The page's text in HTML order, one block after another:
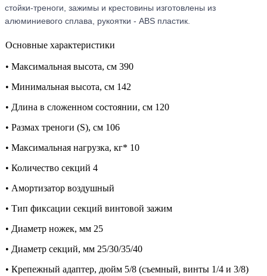
стойки-треноги, зажимы и крестовины изготовлены из
алюминиевого сплава, рукоятки - ABS пластик.
Основные характеристики
• Максимальная высота, см 390
• Минимальная высота, см 142
• Длина в сложенном состоянии, см 120
• Размах треноги (S), см 106
• Максимальная нагрузка, кг* 10
• Количество секций 4
• Амортизатор воздушный
• Тип фиксации секций винтовой зажим
• Диаметр ножек, мм 25
• Диаметр секций, мм 25/30/35/40
• Крепежный адаптер, дюйм 5/8 (съемный, винты 1/4 и 3/8)